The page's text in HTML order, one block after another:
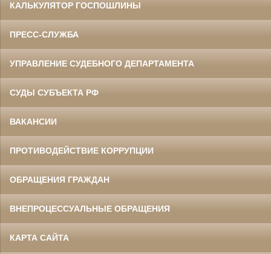
КАЛЬКУЛЯТОР ГОСПОШЛИНЫ
ПРЕСС-СЛУЖБА
УПРАВЛЕНИЕ СУДЕБНОГО ДЕПАРТАМЕНТА
СУДЫ СУБЪЕКТА РФ
ВАКАНСИИ
ПРОТИВОДЕЙСТВИЕ КОРРУПЦИИ
ОБРАЩЕНИЯ ГРАЖДАН
ВНЕПРОЦЕССУАЛЬНЫЕ ОБРАЩЕНИЯ
КАРТА САЙТА